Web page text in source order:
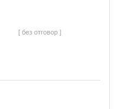
[ без отговор ]